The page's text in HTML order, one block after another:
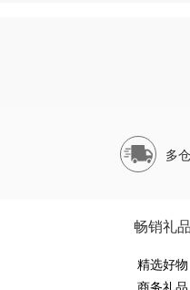
多
畅销礼品
精选好物
商务礼品